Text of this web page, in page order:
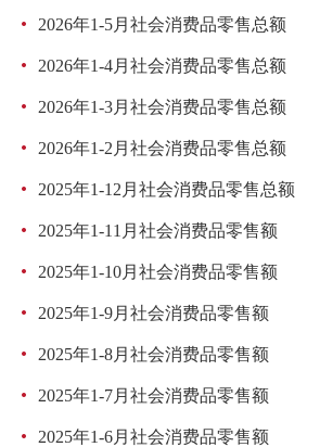
2026年1-5月社会消费品零售总额
2026年1-4月社会消费品零售总额
2026年1-3月社会消费品零售总额
2026年1-2月社会消费品零售总额
2025年1-12月社会消费品零售总额
2025年1-11月社会消费品零售额
2025年1-10月社会消费品零售额
2025年1-9月社会消费品零售额
2025年1-8月社会消费品零售额
2025年1-7月社会消费品零售额
2025年1-6月社会消费品零售额